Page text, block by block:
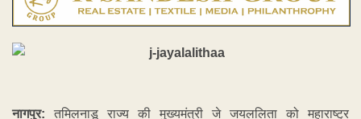
नागपुर: तमिलनाडू राज्य की मुख्यमंत्री जे जयललिता को महाराष्ट्र